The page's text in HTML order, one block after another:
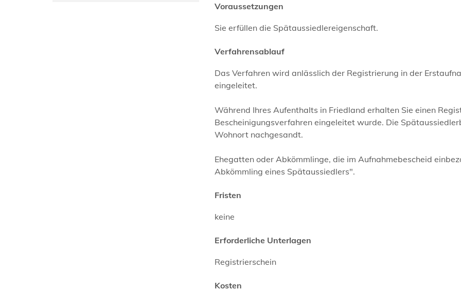
Voraussetzungen
Sie erfüllen die Spätaussiedlereigenschaft.
Verfahrensablauf
Das Verfahren wird anlässlich der Registrierung in der
eingeleitet.
Während Ihres Aufenthalts in Friedland erhalten Sie einen
Bescheinigungsverfahren eingeleitet wurde. Die
Wohnort nachgesandt.
Ehegatten oder Abkömmlinge, die im Aufnahmebescheid
Abkömmling eines Spätaussiedlers".
Fristen
keine
Erforderliche Unterlagen
Registrierschein
Kosten